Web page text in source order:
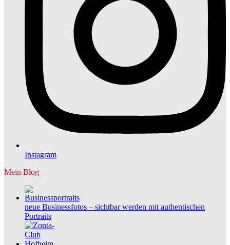
Instagram
Mein Blog
neue Businessfotos – sichtbar werden mit authentischen
Portraits